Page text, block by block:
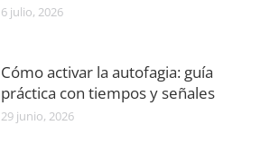
6 julio, 2026
Cómo activar la autofagia: guía
práctica con tiempos y señales
29 junio, 2026